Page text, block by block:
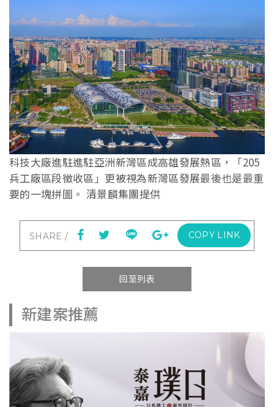
科技大廠進駐進駐亞洲新灣區成高雄發展熱區，「205
兵工廠區段徵收區」更被視為新灣區發展最後也是最重
要的一塊拼圖。 清景麟集團提供
COPY LINK
回至列表
新建案推薦